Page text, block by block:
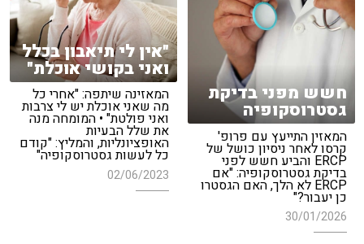
חשש מפני בדיקת
גסטרוסקופיה
המאזין התייעץ עם פרופ'
קרסו לאחר ניסיון כושל של
ERCP והביע חשש לפני
בדיקת גסטרוסקופיה: "אם
ERCP לא הלך, האם הגסטרו
כן יעבור?"
30/01/2026
"אין לי תיאבון בכלל
ואני בקושי אוכלת"
המאזינה שיתפה: "אחרי כל
מה שאני אוכלת יש לי צרבות
ואני פולטת" • המומחה מנה
את שלל הבעיות
האופציונליות, והמליץ: "קודם
כל לעשות גסטרוסקופיה"
02/06/2023